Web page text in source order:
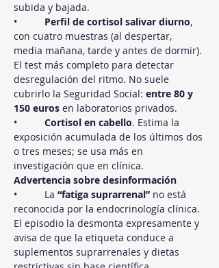
subida y bajada.
• Perfil de cortisol salivar diurno,
con cuatro muestras (al despertar,
media mañana, tarde y antes de dormir).
El test más completo para detectar
desregulación del ritmo. No suele
cubrirlo la Seguridad Social: entre 80 y
150 euros en laboratorios privados.
• Cortisol en cabello. Estima la
exposición acumulada de los últimos dos
o tres meses; se usa más en
investigación que en clínica.
Advertencia sobre desinformación
•          La “fatiga suprarrenal” no está
reconocida por la endocrinología clínica.
El episodio la desmonta expresamente y
avisa de que la etiqueta conduce a
suplementos suprarrenales y dietas